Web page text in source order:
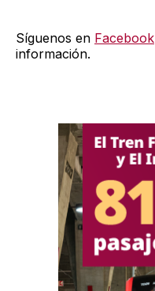
Síguenos en Facebook
información.